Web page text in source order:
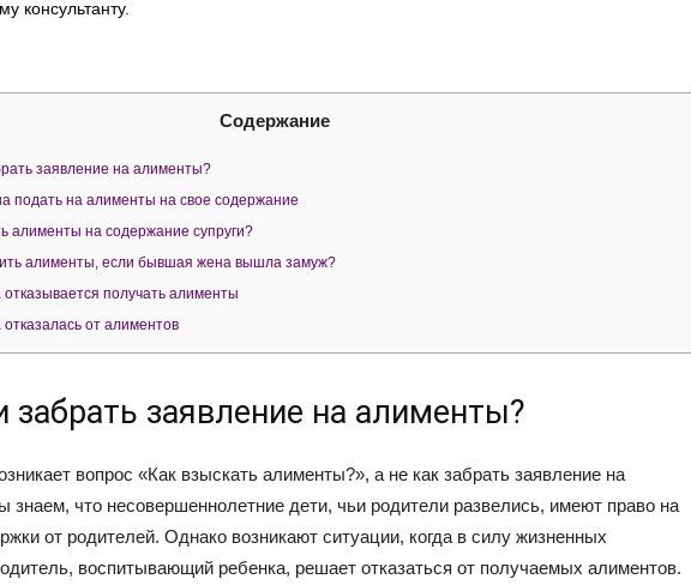
консультанту.
Содержание
заявление на алименты?
подать на алименты на свое содержание
алименты на содержание супруги?
алименты, если бывшая жена вышла замуж?
получать алименты
от алиментов
заявление на алименты?
вопрос «Как взыскать алименты?», а не как забрать заявление на
что несовершеннолетние дети, чьи родители развелись, имеют право на
от родителей. Однако возникают ситуации, когда в силу жизненных
воспитывающий ребенка, решает отказаться от получаемых алиментов.